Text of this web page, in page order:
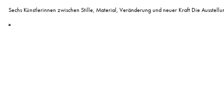
Sechs Künstlerinnen zwischen Stille, Material, Veränderung und neuer Kraft Die